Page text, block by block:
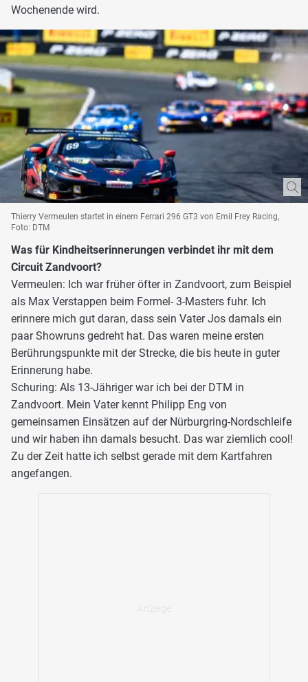
Wochenende wird.
Thierry Vermeulen startet in einem Ferrari 296 GT3 von Emil Frey Racing,
Foto: DTM
Was für Kindheitserinnerungen verbindet ihr mit dem
Circuit Zandvoort?
Vermeulen: Ich war früher öfter in Zandvoort, zum Beispiel
als Max Verstappen beim Formel- 3-Masters fuhr. Ich
erinnere mich gut daran, dass sein Vater Jos damals ein
paar Showruns gedreht hat. Das waren meine ersten
Berührungspunkte mit der Strecke, die bis heute in guter
Erinnerung habe.
Schuring: Als 13-Jähriger war ich bei der DTM in
Zandvoort. Mein Vater kennt Philipp Eng von
gemeinsamen Einsätzen auf der Nürburgring-Nordschleife
und wir haben ihn damals besucht. Das war ziemlich cool!
Zu der Zeit hatte ich selbst gerade mit dem Kartfahren
angefangen.